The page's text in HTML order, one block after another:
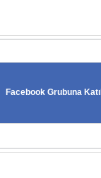
Facebook Grubuna Katıl